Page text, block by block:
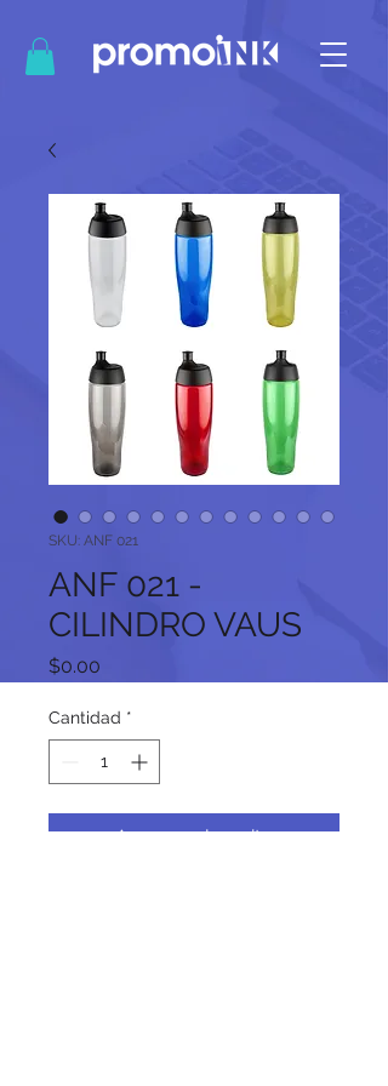
SKU: ANF 021
ANF 021 -
CILINDRO VAUS
$0.00
Cantidad *
Agregar al carrito